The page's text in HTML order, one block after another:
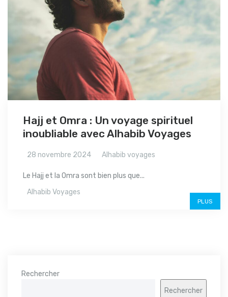
Hajj et Omra : Un voyage spirituel
inoubliable avec Alhabib Voyages
28 novembre 2024 Alhabib voyages
Le Hajj et la Omra sont bien plus que...
Alhabib Voyages
PLUS
Rechercher
Rechercher